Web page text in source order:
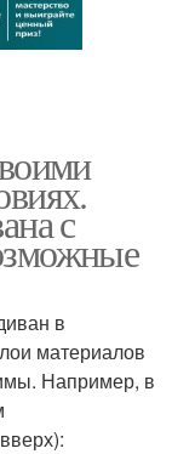
с
в
материалов
Например, в